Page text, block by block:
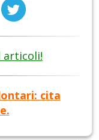
articoli!
cita